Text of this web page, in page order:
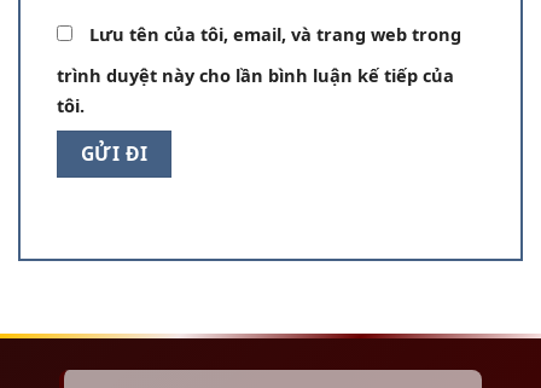
Lưu tên của tôi, email, và trang web trong
trình duyệt này cho lần bình luận kế tiếp của
tôi.